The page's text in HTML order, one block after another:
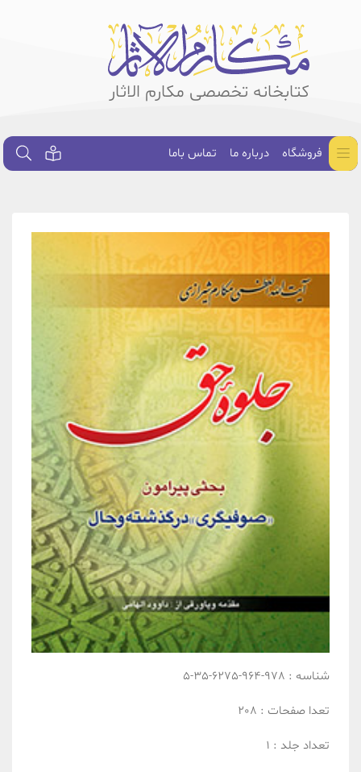
کتابخانه تخصصی مکارم الاثار
فروشگاه درباره ما تماس باما
شناسه : 978-964-6275-35-5
تعدا صفحات : 208
تعداد جلد : 1